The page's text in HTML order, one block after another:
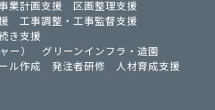
業計画支援
区画整理支援
工事調整・工事監督支援
き支援
ー）
グリーンインフラ・造園
ル作成
発注者研修 人材育成支援